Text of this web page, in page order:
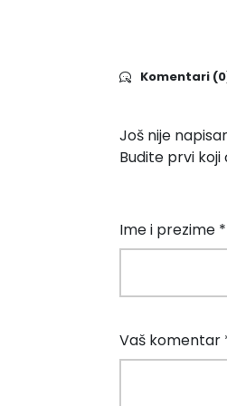
Komentari
Još nije
Budite prvi
Ime i prezime *
Vaš komentar